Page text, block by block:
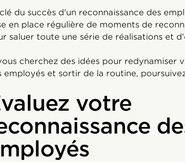
du succès d'un reconnaissance des
en place régulière de moments de
saluer toute une série de réalisations et
cherchez des idées pour redynamiser
employés et sortir de la routine,
votre